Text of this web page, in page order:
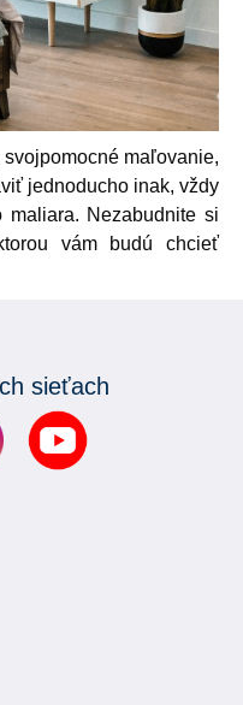
maľovanie,
jednoducho inak, vždy
maliara. Nezabudnite si
vám budú chcieť
sieťach